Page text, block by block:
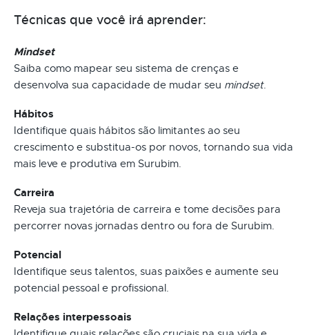
Técnicas que você irá aprender:
Mindset
Saiba como mapear seu sistema de crenças e
desenvolva sua capacidade de mudar seu mindset.
Hábitos
Identifique quais hábitos são limitantes ao seu
crescimento e substitua-os por novos, tornando sua vida
mais leve e produtiva em Surubim.
Carreira
Reveja sua trajetória de carreira e tome decisões para
percorrer novas jornadas dentro ou fora de Surubim.
Potencial
Identifique seus talentos, suas paixões e aumente seu
potencial pessoal e profissional.
Relações interpessoais